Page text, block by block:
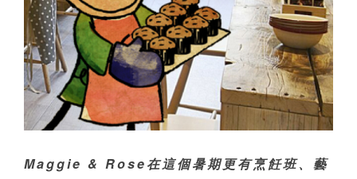
Maggie & Rose在這個暑期更有烹飪班、藝